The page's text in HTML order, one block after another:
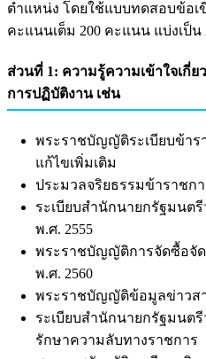
ตำแหน่ง โดยใช้แบบทดสอบข้อเ
คะแนนเต็ม 200 คะแนน แบ่งเป็
ส่วนที่ 1: ความรู้ความเข้าใจเกี่
การปฏิบัติงาน เช่น
พระราชบัญญัติระเบียบข้าร
แก้ไขเพิ่มเติม
ประมวลจริยธรรมข้าราชก
ระเบียบสำนักนายกรัฐมนต
พ.ศ. 2555
พระราชบัญญัติการจัดซื้อจั
พ.ศ. 2560
พระราชบัญญัติข้อมูลข่าวสา
ระเบียบสำนักนายกรัฐมนต
รักษาความลับทางราชการ